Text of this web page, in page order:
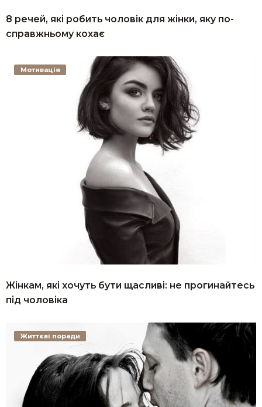
8 речей, які робить чоловік для жінки, яку по-
справжньому кохає
Жінкам, які хочуть бути щасливі: не прогинайтесь
під чоловіка
Мотивація
Життєві поради